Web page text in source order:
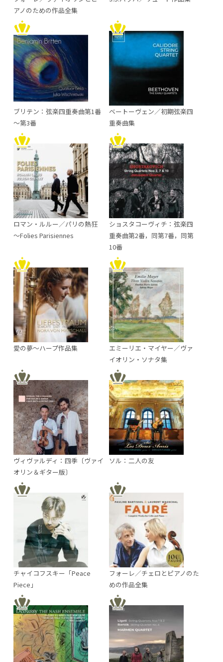
アノのための作品全集
ブリテン：弦楽四重奏曲第1番
～第3番
ベートーヴェン／初期弦楽四
重奏曲集
ロマン・ルルー／パリの熱狂
～Folies Parisiennes
ショスタコーヴィチ：弦楽四
重奏曲第2番，同第7番，同第
10番
愛の夢～ハープ作品集
エミーリエ・マイヤー／ヴァ
イオリン・ソナタ集
ヴィヴァルディ：四季〔ヴァイ
オリン＆ギター版〕
ソル：二人の友
チャイコフスキー「Peace
Piece」
フォーレ／チェロとピアノのた
めの作品全集